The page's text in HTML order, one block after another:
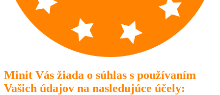
Minit Vás žiada o súhlas s používaním
Vašich údajov na nasledujúce účely: